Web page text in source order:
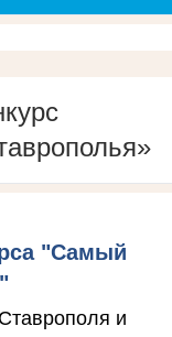
"Самый
и